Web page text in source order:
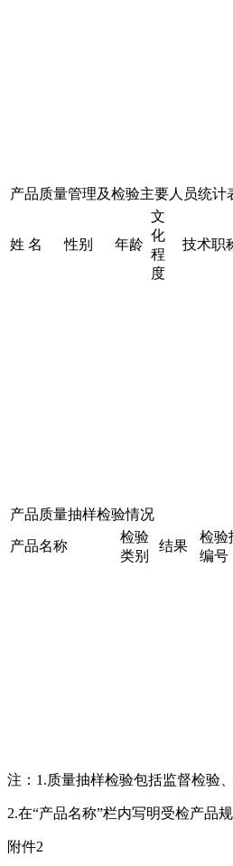
产品质量管理及检验主要人员统计
姓 名 性别 年龄
文
化
程
度
技术职
产品质量抽样检验情况
产品名称
检验
类别
结果
检验
编号
注：1.质量抽样检验包括监督检验
2.在“产品名称”栏内写明受检产品规
附件2